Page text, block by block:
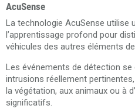
AcuSense
La technologie AcuSense utilise
l’apprentissage profond pour
véhicules des autres éléments
Les événements de détection
intrusions réellement
la végétation, aux animaux ou à
significatifs.